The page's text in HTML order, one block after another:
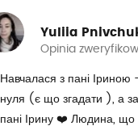
Yuliia
Opinia
Навчалася з пані Іриною
нуля (є що згадати ), а
пані Ірину ❤️ Людина, що